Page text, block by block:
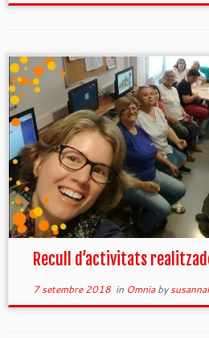
Recull d’activitats
7 setembre 2018in Omniaby